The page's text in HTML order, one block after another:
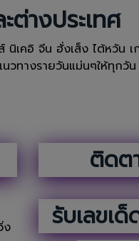
างประเทศ
นิเคอิ จีน ฮั่งเส็ง ไต้หวัน
วทางรายวันแม่นๆให้ทุกวัน
ง
ติดต
รับเลขเ